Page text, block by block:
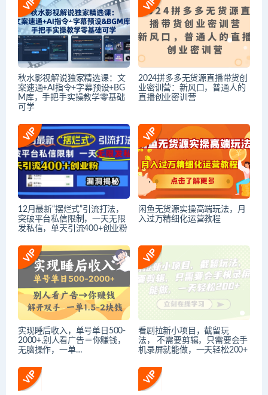
秋水影视解说独家精选课：文
案速通+AI指令+字幕预设+BG
M库，手把手实操教学零基础
可学
2024拼多多无货源直播带货创
业密训营：新风口，普通人的
直播创业密训营
12月最新“摆烂式”引流打法，
突破平台私信限制，一天无限
发私信，单天引流400+创业粉
闲鱼无货源实操高端玩法，月
入过万精细化运营教程
实现睡后收入，单号单日500-
2000+,别人看广告＝你赚钱，
无脑操作，一单…
看剧拉新小项目，截留玩
法， 不需要剪辑，只需要会手
机录屏就能做，一天轻松200+